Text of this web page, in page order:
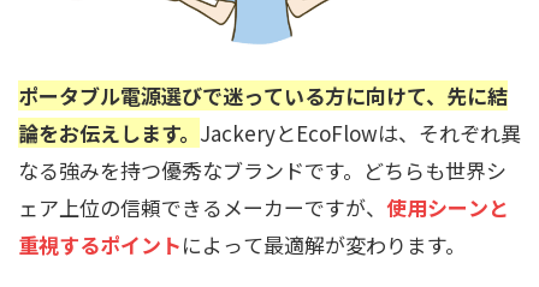
ポータブル電源選びで迷っている方に向けて、先に結
論をお伝えします。 JackeryとEcoFlowは、それぞれ異
なる強みを持つ優秀なブランドです。どちらも世界シ
ェア上位の信頼できるメーカーですが、 使用シーンと
重視するポイントによって最適解が変わります。